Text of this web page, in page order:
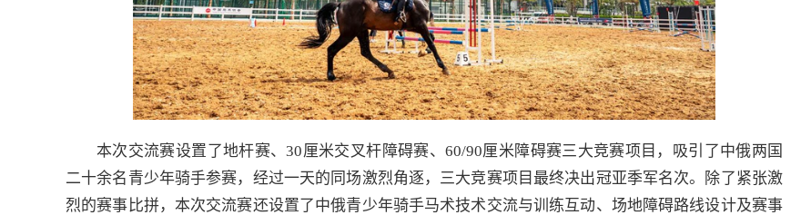
本次交流赛设置了地杆赛、30厘米交叉杆障碍赛、60/90厘米障碍赛三大竞赛项目，吸引了中俄两国
二十余名青少年骑手参赛，经过一天的同场激烈角逐，三大竞赛项目最终决出冠亚季军名次。除了紧张激
烈的赛事比拼，本次交流赛还设置了中俄青少年骑手马术技术交流与训练互动、场地障碍路线设计及赛事